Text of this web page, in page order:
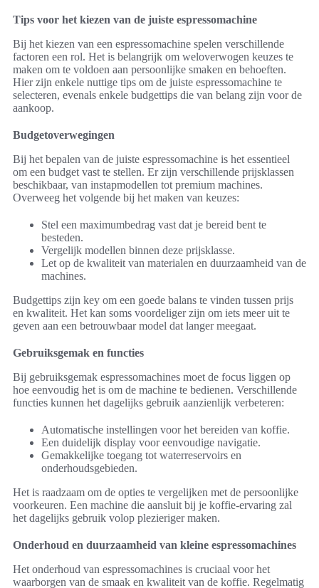
Tips voor het kiezen van de juiste espressomachine
Bij het kiezen van een espressomachine spelen verschillende
factoren een rol. Het is belangrijk om weloverwogen keuzes te
maken om te voldoen aan persoonlijke smaken en behoeften.
Hier zijn enkele nuttige tips om de juiste espressomachine te
selecteren, evenals enkele budgettips die van belang zijn voor de
aankoop.
Budgetoverwegingen
Bij het bepalen van de juiste espressomachine is het essentieel
om een budget vast te stellen. Er zijn verschillende prijsklassen
beschikbaar, van instapmodellen tot premium machines.
Overweeg het volgende bij het maken van keuzes:
Stel een maximumbedrag vast dat je bereid bent te
besteden.
Vergelijk modellen binnen deze prijsklasse.
Let op de kwaliteit van materialen en duurzaamheid van de
machines.
Budgettips zijn key om een goede balans te vinden tussen prijs
en kwaliteit. Het kan soms voordeliger zijn om iets meer uit te
geven aan een betrouwbaar model dat langer meegaat.
Gebruiksgemak en functies
Bij gebruiksgemak espressomachines moet de focus liggen op
hoe eenvoudig het is om de machine te bedienen. Verschillende
functies kunnen het dagelijks gebruik aanzienlijk verbeteren:
Automatische instellingen voor het bereiden van koffie.
Een duidelijk display voor eenvoudige navigatie.
Gemakkelijke toegang tot waterreservoirs en
onderhoudsgebieden.
Het is raadzaam om de opties te vergelijken met de persoonlijke
voorkeuren. Een machine die aansluit bij je koffie-ervaring zal
het dagelijks gebruik volop plezieriger maken.
Onderhoud en duurzaamheid van kleine espressomachines
Het onderhoud van espressomachines is cruciaal voor het
waarborgen van de smaak en kwaliteit van de koffie. Regelmatig